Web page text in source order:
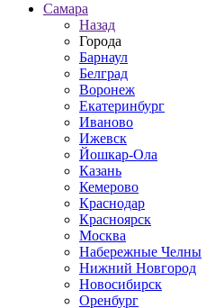
Самара
Назад
Города
Барнаул
Белград
Воронеж
Екатеринбург
Иваново
Ижевск
Йошкар-Ола
Казань
Кемерово
Краснодар
Красноярск
Москва
Набережные Челны
Нижний Новгород
Новосибирск
Оренбург